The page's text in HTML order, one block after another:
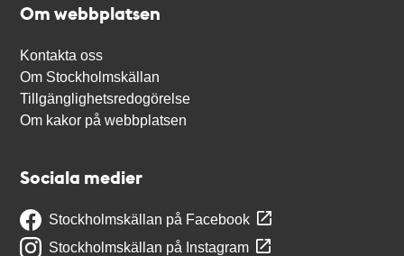
Om webbplatsen
Kontakta oss
Om Stockholmskällan
Tillgänglighetsredogörelse
Om kakor på webbplatsen
Sociala medier
Stockholmskällan på Facebook
Stockholmskällan på Instagram